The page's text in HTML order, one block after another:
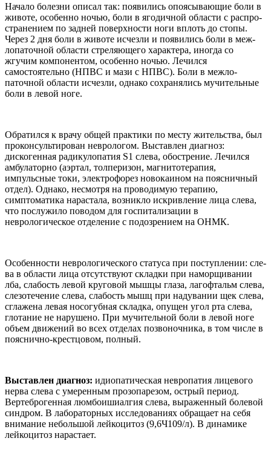
Начало болезни описал так: появились опоясывающие боли в
животе, особенно ночью, боли в ягодичной области с распро­
странением по задней поверх­ности ноги вплоть до стопы.
Через 2 дня боли в животе ис­чезли и появились боли в меж­
лопаточной области стреляюще­го характера, иногда со
жгучим компонентом, особенно ночью. Лечился
самостоятельно (НПВС и мази с НПВС). Боли в межло­
паточной области исчезли, од­нако сохранялись мучительные
боли в левой ноге.
Обратился к врачу общей практики по месту жительства, был
проконсульти­рован неврологом. Выставлен диагноз:
дискогенная радику­лопатия S1 слева, обострение. Лечился
амбулаторно (аэртал, толперизон, магнитотерапия,
импульсные токи, электрофорез новокаином на поясничный
от­дел). Однако, несмотря на прово­димую терапию,
симптоматика нарастала, возникло искривле­ние лица слева,
что послужило поводом для госпитализации в
неврологическое отделение с по­дозрением на ОНМК.
Особенности неврологическо­го статуса при поступлении: сле­
ва в области лица отсутствуют складки при наморщивании
лба, слабость левой круговой мышцы глаза, лагофтальм слева,
слезоте­чение слева, слабость мышц при надувании щек слева,
сглажена левая носогубная складка, опущен угол рта слева,
глотание не нару­шено. При мучительной боли в ле­вой ноге
объем движений во всех отделах позвоночника, в том чи­сле в
пояснично-крестцовом, пол­ный.
Выставлен диагноз: идио­патическая невропатия лицевого
нерва слева с умеренным проз­опарезом, острый период.
Верте­брогенная люмбоишиалгия слева, выраженный болевой
синдром. В лабораторных исследованиях об­ращает на себя
внимание неболь­шой лейкоцитоз (9,6Ч109/л). В ди­намике
лейкоцитоз нарастает.